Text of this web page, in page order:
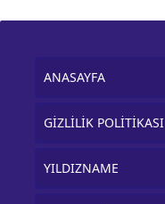
ANASAYFA
GİZLİLİK POLİTİKASI
YILDIZNAME